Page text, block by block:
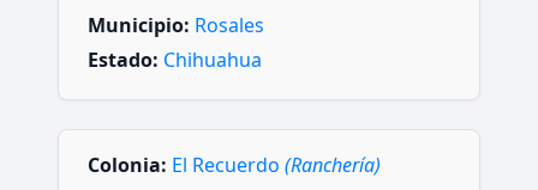
Municipio: Rosales
Estado: Chihuahua
Colonia: El Recuerdo (Ranchería)